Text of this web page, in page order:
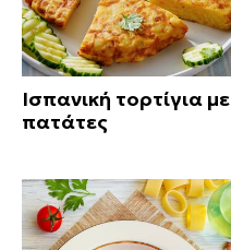
Ισπανική τορτίγια με
πατάτες